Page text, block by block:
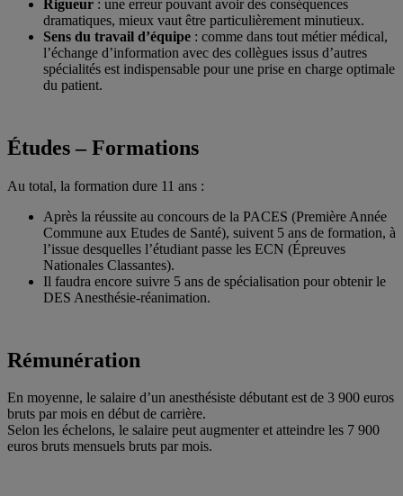
Rigueur : une erreur pouvant avoir des conséquences
dramatiques, mieux vaut être particulièrement minutieux.
Sens du travail d’équipe : comme dans tout métier médical,
l’échange d’information avec des collègues issus d’autres
spécialités est indispensable pour une prise en charge optimale
du patient.
Études – Formations
Au total, la formation dure 11 ans :
Après la réussite au concours de la PACES (Première Année
Commune aux Etudes de Santé), suivent 5 ans de formation, à
l’issue desquelles l’étudiant passe les ECN (Épreuves
Nationales Classantes).
Il faudra encore suivre 5 ans de spécialisation pour obtenir le
DES Anesthésie-réanimation.
Rémunération
En moyenne, le salaire d’un anesthésiste débutant est de 3 900 euros
bruts par mois en début de carrière.
Selon les échelons, le salaire peut augmenter et atteindre les 7 900
euros bruts mensuels bruts par mois.